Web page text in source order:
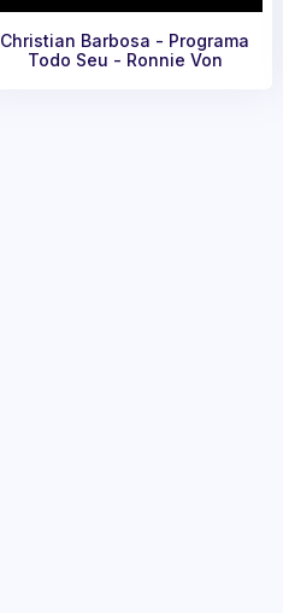
Christian Barbosa - Programa
Todo Seu - Ronnie Von